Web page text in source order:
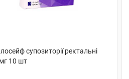
супозиторії ректальні
10 шт